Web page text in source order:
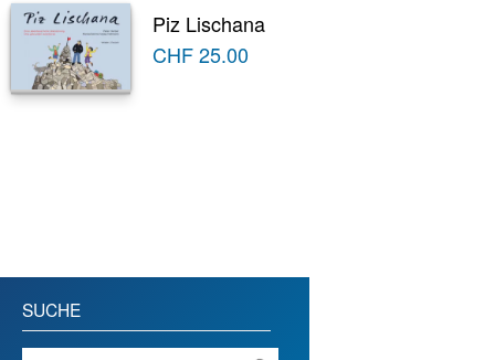
Piz Lischana
CHF25.00
SUCHE